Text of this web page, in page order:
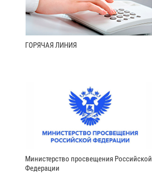
ГОРЯЧАЯ ЛИНИЯ
Министерство просвещения Российской
Федерации